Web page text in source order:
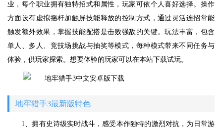
业，每个职业拥有独特招式和属性，玩家可依个人喜好选择。操作
方面设有虚拟摇杆加触屏技能释放的控制方式，通过灵活连招常能
触发额外效果，掌握技能配搭是击败强敌的关键。玩法丰富，包含
单人、多人、竞技场挑战与抽奖等模式，每种模式带来不同任务与
体验，供玩家探索。想要体验的玩家可以在本站下载试玩。
地牢猎手3最新版特色
1、拥有史诗级实时战斗，感受本作独特的激烈对抗，为日常游